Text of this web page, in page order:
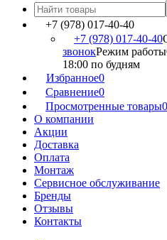
+7 (978) 017-40-40
+7 (978) 017-40-40
звонокРежим работы
18:00 по будням
Избранное0
Сравнение0
Просмотренные товары0
О компании
Акции
Доставка
Оплата
Монтаж
Сервисное обслуживание
Бренды
Отзывы
Контакты